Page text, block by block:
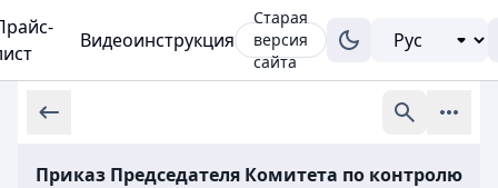
Видеоинструкция
Старая
версия
сайта
Приказ Председателя Комитета по контролю